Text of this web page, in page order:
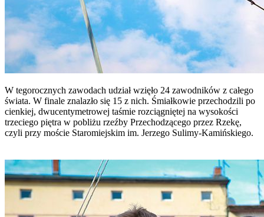
W tegorocznych zawodach udział wzięło 24 zawodników z całego
świata. W finale znalazło się 15 z nich. Śmiałkowie przechodzili po
cienkiej, dwucentymetrowej taśmie rozciągniętej na wysokości
trzeciego piętra w pobliżu rzeźby Przechodzącego przez Rzekę,
czyli przy moście Staromiejskim im. Jerzego Sulimy-Kamińskiego.